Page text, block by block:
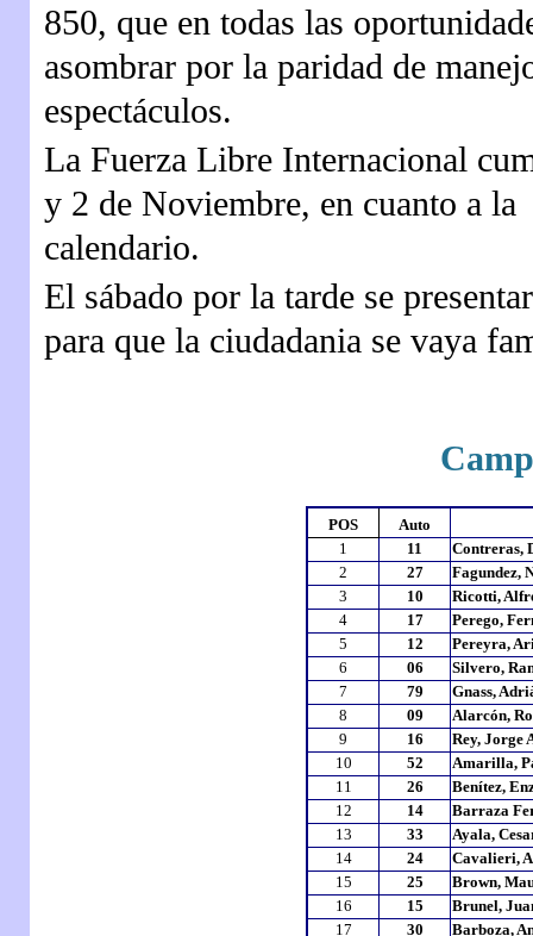
850, que en todas las
asombrar por la paridad de
espectáculos.
La Fuerza Libre Internacional
y 2 de Noviembre, en cuanto a
calendario.
El sábado por la tarde se
para que la ciudadania se vaya
POS
Auto
1
11
Contreras,
2
27
Fagundez,
3
10
Ricotti,
4
17
Perego,
5
12
Pereyra,
6
06
Silvero,
7
79
Gnass,
8
09
Alarcón,
9
16
Rey, Jorge
10
52
Amarilla,
11
26
Benítez,
12
14
Barraza
13
33
Ayala,
14
24
Cavalieri,
15
25
Brown,
16
15
Brunel,
17
30
Barboza,